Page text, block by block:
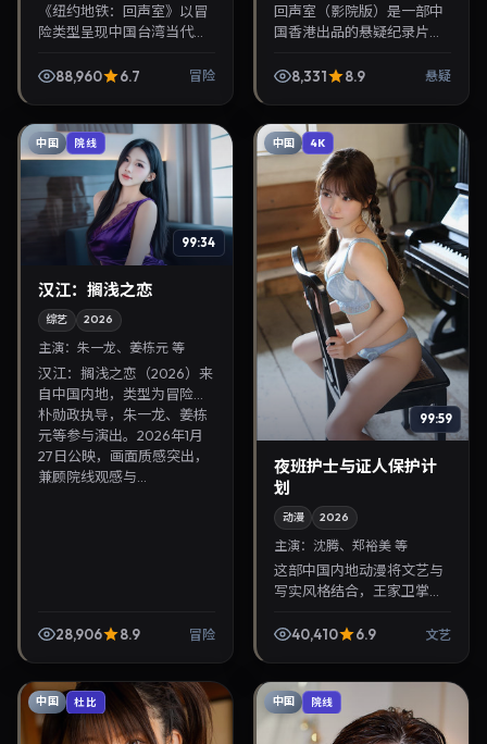
《纽约地铁：回声室》以冒
险类型呈现中国台湾当代故
汉、妻夫木聪。2026年9月
88,960 6.7 冒险
回声室（影院版）是一部中
国香港出品的悬疑纪录片，
热巴等主演，2026年4月19
8,331 8.9 悬疑
中国 院线
99:34
汉江：搁浅之恋
综艺 2026
主演： 朱一龙、姜栋元 等
汉江：搁浅之恋（2026）来
自中国内地，类型为冒险，
朴勋政执导，朱一龙、姜栋
元等参与演出。2026年1月
27日公映，画面质感突出，
兼顾院线观感与...
28,906 8.9 冒险
中国 4K
99:59
夜班护士与证人保护计
划
动漫 2026
主演：沈腾、郑裕美 等
这部中国内地动漫将文艺与
写实风格结合，王家卫掌
角。2026年12月2日与观众
40,410 6.9 文艺
中国 杜比 中国 院线